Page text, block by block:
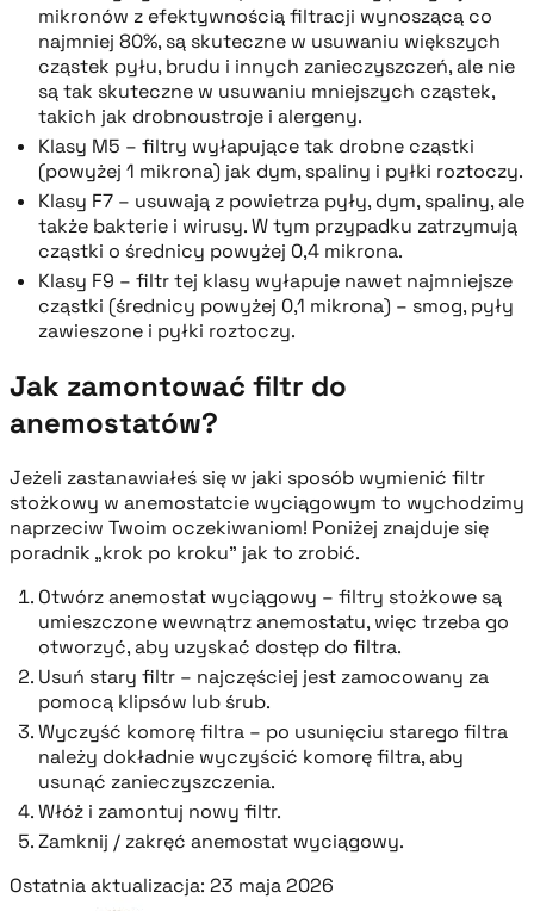
mikronów z efektywnością filtracji wynoszącą co
najmniej 80%, są skuteczne w usuwaniu większych
cząstek pyłu, brudu i innych zanieczyszczeń, ale nie
są tak skuteczne w usuwaniu mniejszych cząstek,
takich jak drobnoustroje i alergeny.
Klasy M5 – filtry wyłapujące tak drobne cząstki
(powyżej 1 mikrona) jak dym, spaliny i pyłki roztoczy.
Klasy F7 – usuwają z powietrza pyły, dym, spaliny, ale
także bakterie i wirusy. W tym przypadku zatrzymują
cząstki o średnicy powyżej 0,4 mikrona.
Klasy F9 – filtr tej klasy wyłapuje nawet najmniejsze
cząstki (średnicy powyżej 0,1 mikrona) – smog, pyły
zawieszone i pyłki roztoczy.
Jak zamontować filtr do
anemostatów?
Jeżeli zastanawiałeś się w jaki sposób wymienić filtr
stożkowy w anemostatcie wyciągowym to wychodzimy
naprzeciw Twoim oczekiwaniom! Poniżej znajduje się
poradnik „krok po kroku” jak to zrobić.
Otwórz anemostat wyciągowy – filtry stożkowe są
umieszczone wewnątrz anemostatu, więc trzeba go
otworzyć, aby uzyskać dostęp do filtra.
Usuń stary filtr – najczęściej jest zamocowany za
pomocą klipsów lub śrub.
Wyczyść komorę filtra – po usunięciu starego filtra
należy dokładnie wyczyścić komorę filtra, aby
usunąć zanieczyszczenia.
Włóż i zamontuj nowy filtr.
Zamknij / zakręć anemostat wyciągowy.
Ostatnia aktualizacja: 23 maja 2026